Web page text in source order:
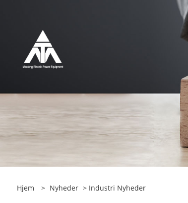
Hjem > Nyheder > Industri Nyheder